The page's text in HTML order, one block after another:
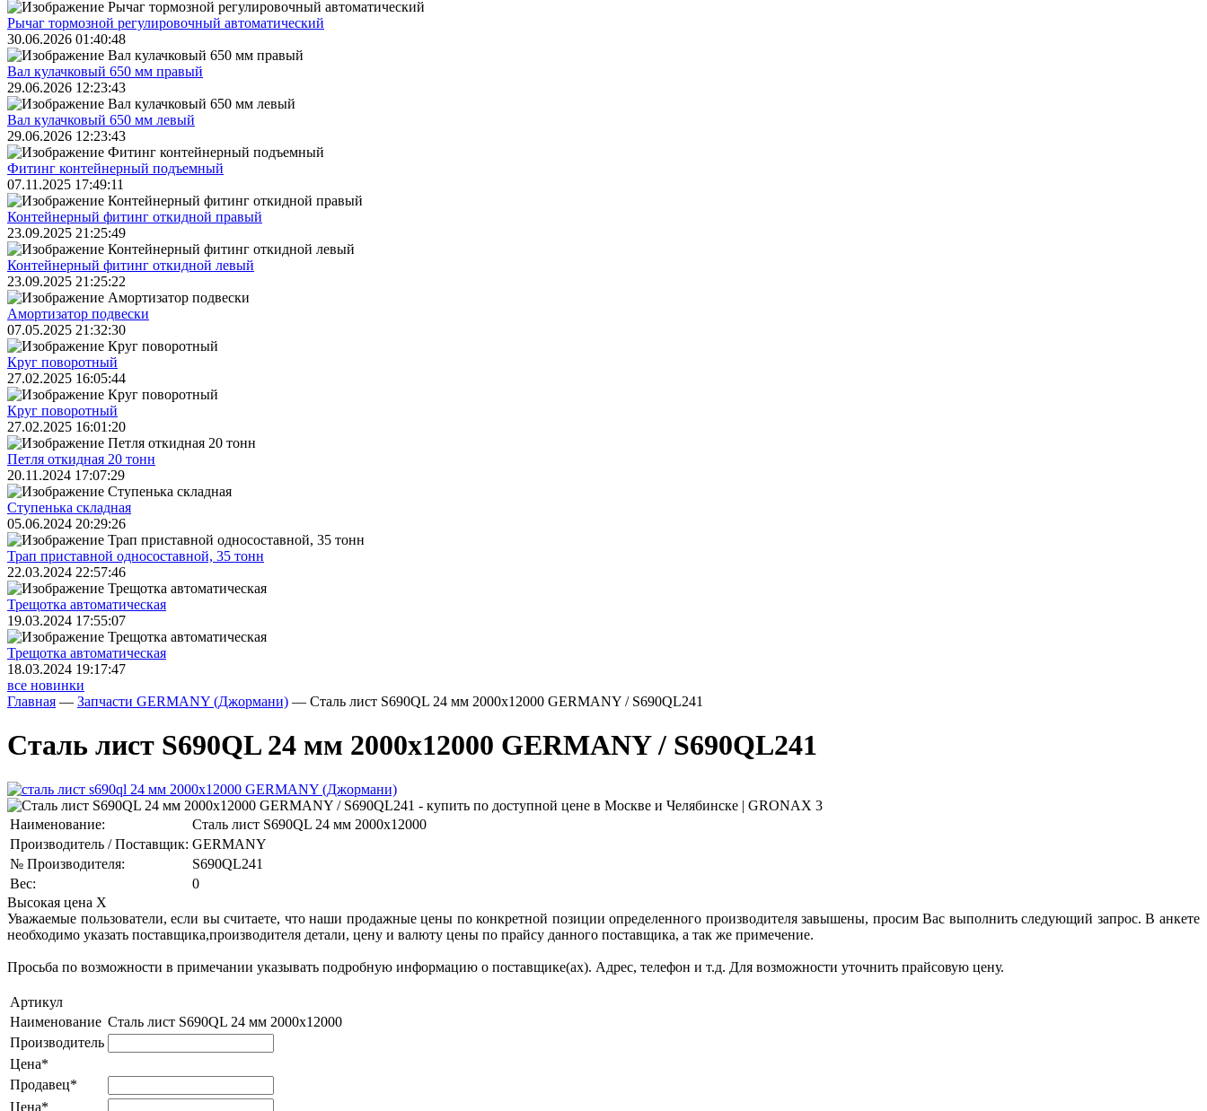
Рычаг тормозной регулировочный автоматический
30.06.2026 01:40:48
Вал кулачковый 650 мм правый
29.06.2026 12:23:43
Вал кулачковый 650 мм левый
29.06.2026 12:23:43
Фитинг контейнерный подъемный
07.11.2025 17:49:11
Контейнерный фитинг откидной правый
23.09.2025 21:25:49
Контейнерный фитинг откидной левый
23.09.2025 21:25:22
Амортизатор подвески
07.05.2025 21:32:30
Круг поворотный
27.02.2025 16:05:44
Круг поворотный
27.02.2025 16:01:20
Петля откидная 20 тонн
20.11.2024 17:07:29
Ступенька складная
05.06.2024 20:29:26
Трап приставной односоставной, 35 тонн
22.03.2024 22:57:46
Трещoтка автоматическая
19.03.2024 17:55:07
Трещoтка автоматическая
18.03.2024 19:17:47
все новинки
Главная — Запчасти GERMANY (Джормани) — Сталь лист S690QL 24 мм 2000x12000 GERMANY / S690QL241
Сталь лист S690QL 24 мм 2000x12000 GERMANY / S690QL241
Наименование:
Сталь лист S690QL 24 мм 2000x12000
Производитель / Поставщик: GERMANY
№ Производителя:
S690QL241
Вес:
0
Высокая цена X
Уважаемые пользователи, если вы считаете, что наши продажные цены по конкретной позиции определенного производителя завышены, просим Вас выполнить следующий запрос. В анкете
необходимо указать поставщика,производителя детали, цену и валюту цены по прайсу данного поставщика, а так же примечение.
Просьба по возможности в примечании указывать подробную информацию о поставщике(ах). Адрес, телефон и т.д. Для возможности уточнить прайсовую цену.
Артикул
Наименование Сталь лист S690QL 24 мм 2000x12000
Производитель
Цена*
Продавец*
Цена*